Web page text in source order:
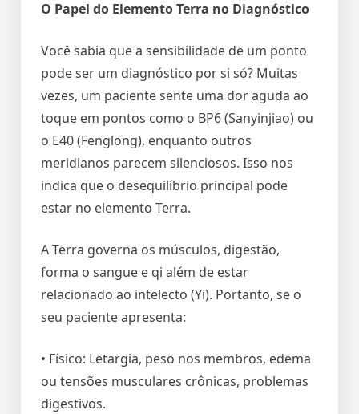
O Papel do Elemento Terra no Diagnóstico
Você sabia que a sensibilidade de um ponto
pode ser um diagnóstico por si só? Muitas
vezes, um paciente sente uma dor aguda ao
toque em pontos como o BP6 (Sanyinjiao) ou
o E40 (Fenglong), enquanto outros
meridianos parecem silenciosos. Isso nos
indica que o desequilíbrio principal pode
estar no elemento Terra.
A Terra governa os músculos, digestão,
forma o sangue e qi além de estar
relacionado ao intelecto (Yi). Portanto, se o
seu paciente apresenta:
• Físico: Letargia, peso nos membros, edema
ou tensões musculares crônicas, problemas
digestivos.